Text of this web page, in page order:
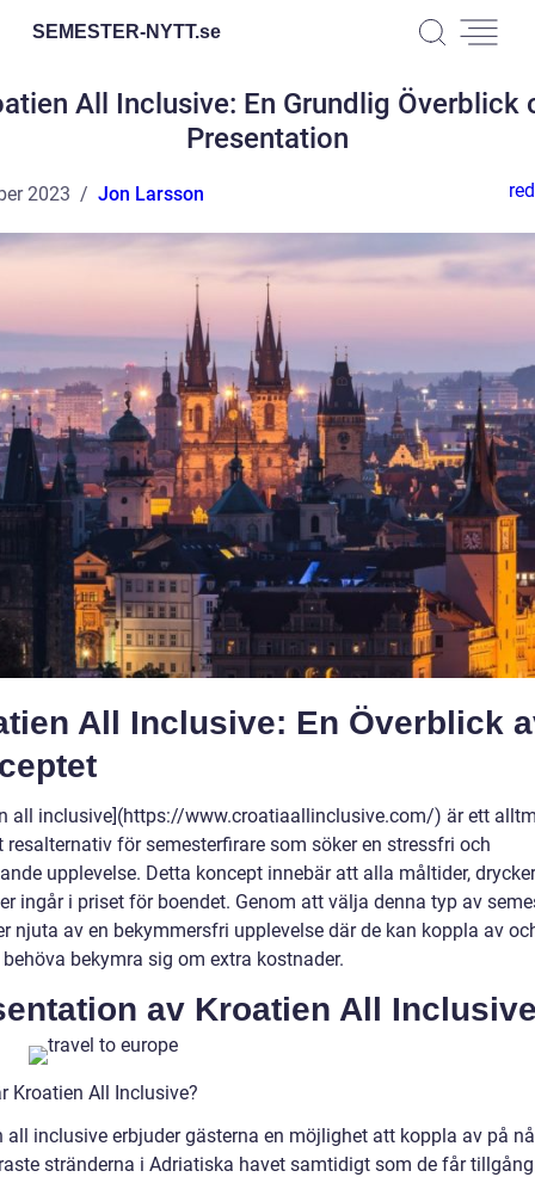
SEMESTER-NYTT.se
All Inclusive: En Grundlig Överblick
Presentation
2023 Jon Larsson
All Inclusive: En Överblick
all inclusive](https://www.croatiaallinclusive.com/) är ett
resalternativ för semesterfirare som söker en stressfri och
upplevelse. Detta koncept innebär att alla måltider,
ingår i priset för boendet. Genom att välja denna typ av
njuta av en bekymmersfri upplevelse där de kan koppla av
bekymra sig om extra kostnader.
av Kroatien All
Kroatien All Inclusive?
all inclusive erbjuder gästerna en möjlighet att koppla av på
stränderna i Adriatiska havet samtidigt som de får